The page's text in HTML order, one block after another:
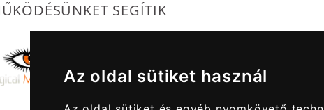
Az oldal sütiket használ
SEGÍTIK